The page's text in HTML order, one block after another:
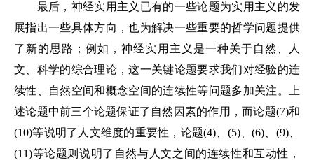
最后，神经实用主义已有的一些论题为实用主义的发
展指出一些具体方向，也为解决一些重要的哲学问题提供
了新的思路；例如，神经实用主义是一种关于自然、人
文、科学的综合理论，这一关键论题要求我们对经验的连
续性、自然空间和概念空间的连续性等问题多加关注。上
述论题中前三个论题保证了自然因素的作用，而论题(7)和
(10)等说明了人文维度的重要性，论题(4)、(5)、(6)、(9)、
(11)等论题则说明了自然与人文之间的连续性和互动性，